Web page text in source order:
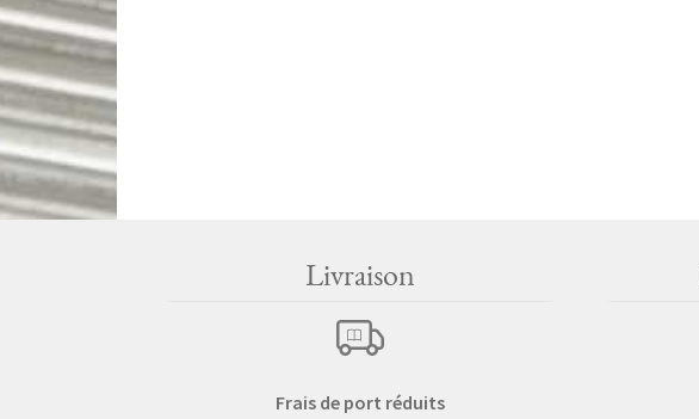
Livraison
Frais de port réduits